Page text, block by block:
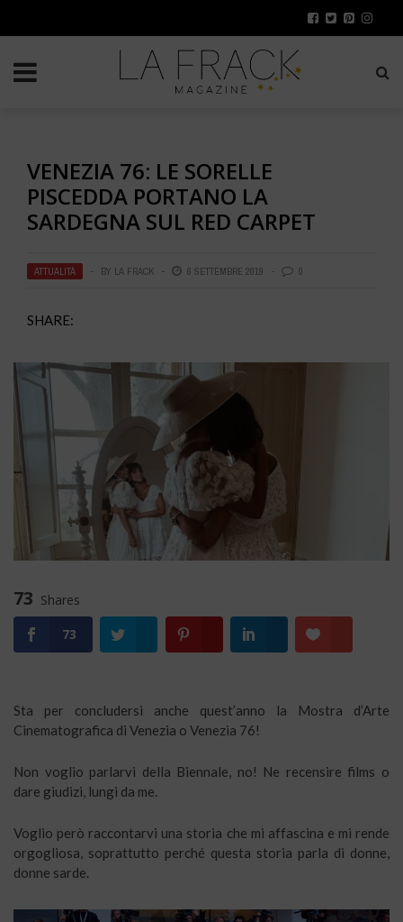
VENEZIA 76: LE SORELLE
PISCEDDA PORTANO LA
SARDEGNA SUL RED CARPET
ATTUALITÀ BY LA FRACK 6 SETTEMBRE 2019 0
SHARE:
73 Shares
73
Sta per concludersi anche quest’anno la Mostra d’Arte
Cinematografica di Venezia o Venezia 76!
Non voglio parlarvi della Biennale, no! Ne recensire films o
dare giudizi, lungi da me.
Voglio però raccontarvi una storia che mi affascina e mi rende
orgogliosa, soprattutto perché questa storia parla di donne,
donne sarde.